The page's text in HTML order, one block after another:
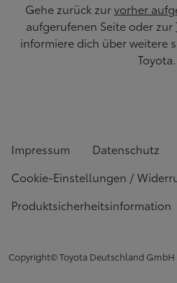
Gehe zurück zurvorher
aufgerufenen Seite oder zur
informiere dich über weitere
Toyota.
Impressum Datenschutz
Cookie-Einstellungen /
Produktsicherheitsinformation
Copyright© Toyota Deutschland GmbH